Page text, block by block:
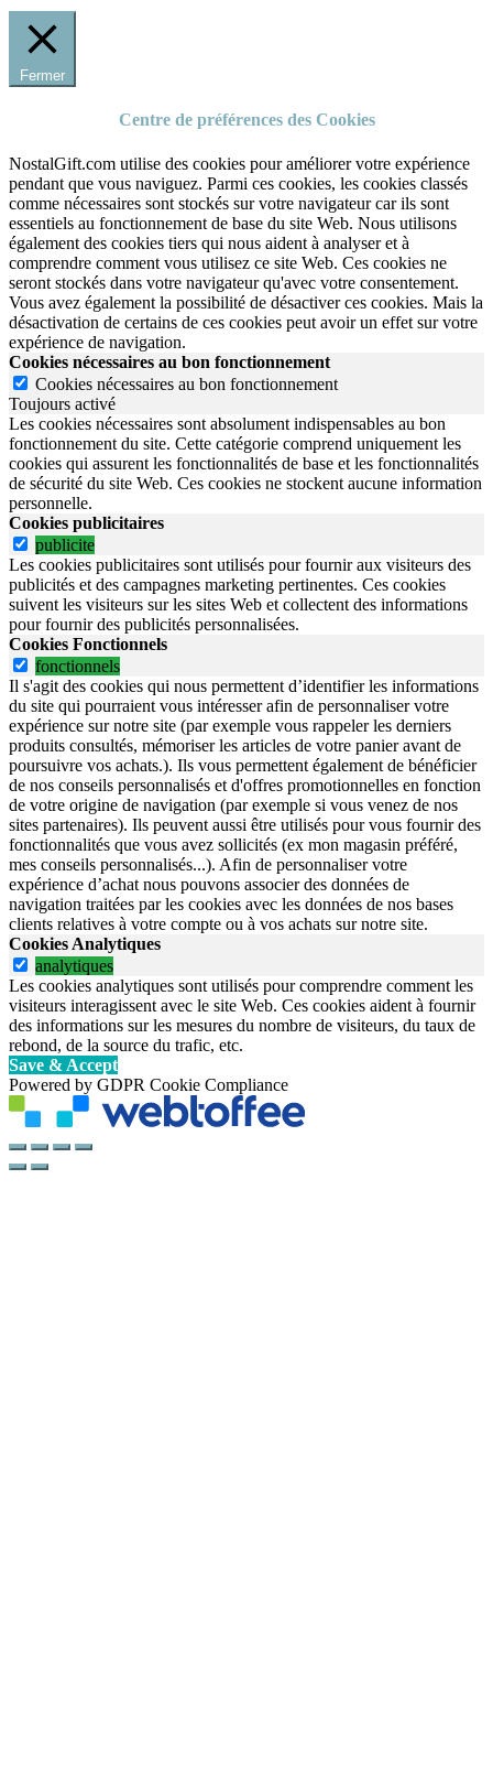
Fermer
Centre de préférences des Cookies
NostalGift.com utilise des cookies pour améliorer votre expérience
pendant que vous naviguez. Parmi ces cookies, les cookies classés
comme nécessaires sont stockés sur votre navigateur car ils sont
essentiels au fonctionnement de base du site Web. Nous utilisons
également des cookies tiers qui nous aident à analyser et à
comprendre comment vous utilisez ce site Web. Ces cookies ne
seront stockés dans votre navigateur qu'avec votre consentement.
Vous avez également la possibilité de désactiver ces cookies. Mais la
désactivation de certains de ces cookies peut avoir un effet sur votre
expérience de navigation.
Cookies nécessaires au bon fonctionnement
Cookies nécessaires au bon fonctionnement
Toujours activé
Les cookies nécessaires sont absolument indispensables au bon
fonctionnement du site. Cette catégorie comprend uniquement les
cookies qui assurent les fonctionnalités de base et les fonctionnalités
de sécurité du site Web. Ces cookies ne stockent aucune information
personnelle.
Cookies publicitaires
publicite
Les cookies publicitaires sont utilisés pour fournir aux visiteurs des
publicités et des campagnes marketing pertinentes. Ces cookies
suivent les visiteurs sur les sites Web et collectent des informations
pour fournir des publicités personnalisées.
Cookies Fonctionnels
fonctionnels
Il s'agit des cookies qui nous permettent d’identifier les informations
du site qui pourraient vous intéresser afin de personnaliser votre
expérience sur notre site (par exemple vous rappeler les derniers
produits consultés, mémoriser les articles de votre panier avant de
poursuivre vos achats.). Ils vous permettent également de bénéficier
de nos conseils personnalisés et d'offres promotionnelles en fonction
de votre origine de navigation (par exemple si vous venez de nos
sites partenaires). Ils peuvent aussi être utilisés pour vous fournir des
fonctionnalités que vous avez sollicités (ex mon magasin préféré,
mes conseils personnalisés...). Afin de personnaliser votre
expérience d’achat nous pouvons associer des données de
navigation traitées par les cookies avec les données de nos bases
clients relatives à votre compte ou à vos achats sur notre site.
Cookies Analytiques
analytiques
Les cookies analytiques sont utilisés pour comprendre comment les
visiteurs interagissent avec le site Web. Ces cookies aident à fournir
des informations sur les mesures du nombre de visiteurs, du taux de
rebond, de la source du trafic, etc.
Save & Accept
Powered by GDPR Cookie Compliance